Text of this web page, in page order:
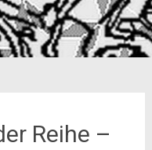
Reihe –